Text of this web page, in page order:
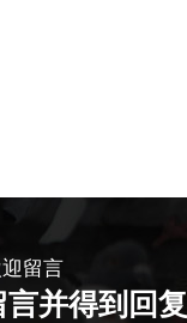
留言
言并得到回复